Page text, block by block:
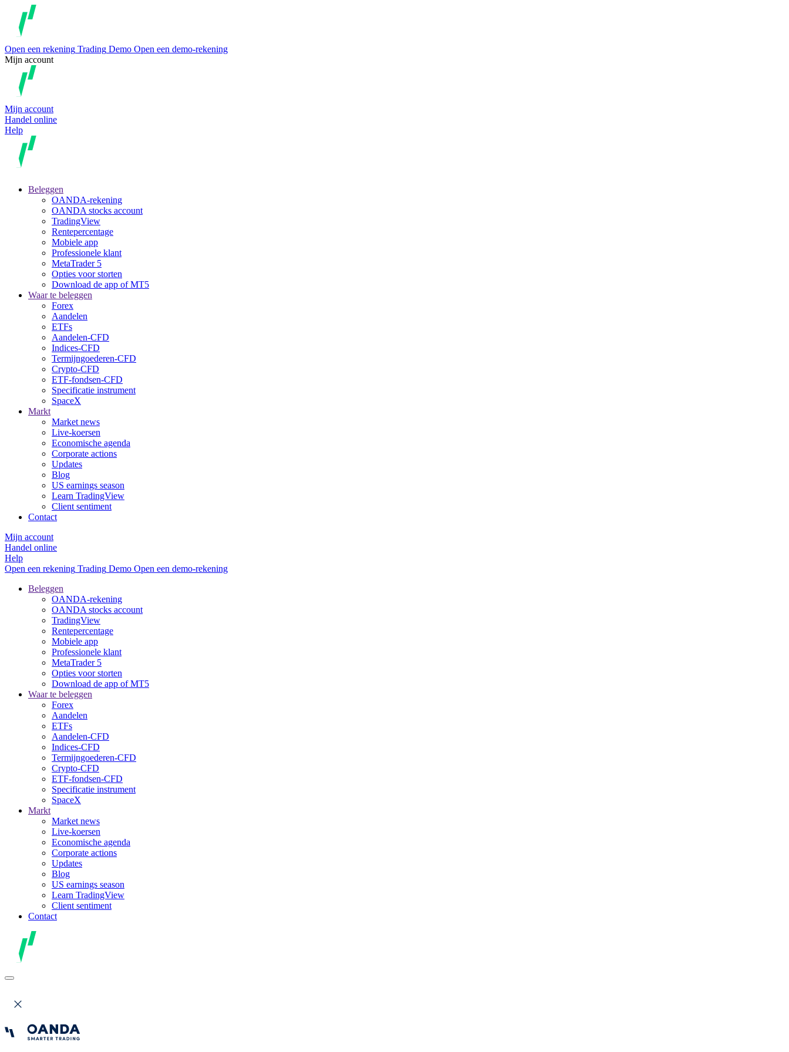
Open een rekening Trading Demo Open een demo-rekening
Mijn account
Mijn account
Handel online
Help
Beleggen
OANDA-rekening
OANDA stocks account
TradingView
Rentepercentage
Mobiele app
Professionele klant
MetaTrader 5
Opties voor storten
Download de app of MT5
Waar te beleggen
Forex
Aandelen
ETFs
Aandelen-CFD
Indices-CFD
Termijngoederen-CFD
Crypto-CFD
ETF-fondsen-CFD
Specificatie instrument
SpaceX
Markt
Market news
Live-koersen
Economische agenda
Corporate actions
Updates
Blog
US earnings season
Learn TradingView
Client sentiment
Contact
Mijn account
Handel online
Help
Open een rekening Trading Demo Open een demo-rekening
Beleggen
OANDA-rekening
OANDA stocks account
TradingView
Rentepercentage
Mobiele app
Professionele klant
MetaTrader 5
Opties voor storten
Download de app of MT5
Waar te beleggen
Forex
Aandelen
ETFs
Aandelen-CFD
Indices-CFD
Termijngoederen-CFD
Crypto-CFD
ETF-fondsen-CFD
Specificatie instrument
SpaceX
Markt
Market news
Live-koersen
Economische agenda
Corporate actions
Updates
Blog
US earnings season
Learn TradingView
Client sentiment
Contact